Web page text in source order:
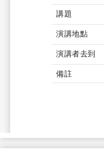
講題
演講地點
演講者去到
備註